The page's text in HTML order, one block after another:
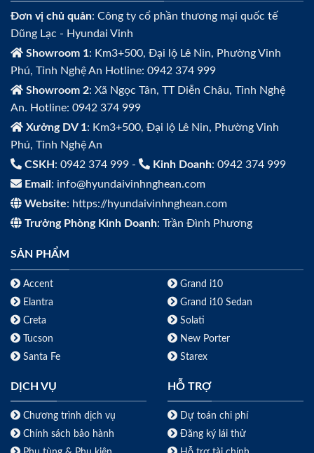
Đơn vị chủ quản: Công ty cổ phần thương mại quốc tế
Dũng Lạc - Hyundai Vinh
Showroom 1: Km3+500, Đại lộ Lê Nin, Phường Vinh
Phú, Tỉnh Nghệ An Hotline: 0942 374 999
Showroom 2: Xã Ngọc Tân, TT Diễn Châu, Tỉnh Nghệ
An. Hotline: 0942 374 999
Xưởng DV 1: Km3+500, Đại lộ Lê Nin, Phường Vinh
Phú, Tỉnh Nghệ An
CSKH : 0942 374 999 - Kinh Doanh: 0942 374 999
Email : info@hyundaivinhnghean.com
Website: https://hyundaivinhnghean.com
Trưởng Phòng Kinh Doanh: Trần Đình Phương
SẢN PHẨM
Accent
Elantra
Creta
Tucson
Santa Fe
Grand i10
Grand i10 Sedan
Solati
New Porter
Starex
DỊCH VỤ
Chương trình dịch vụ
Chính sách bảo hành
HỖ TRỢ
Dự toán chi phí
Đăng ký lái thử